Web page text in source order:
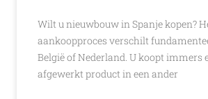
Wilt u nieuwbouw in Spanje kopen?
aankoopproces verschilt
België of Nederland. U koopt immers
afgewerkt product in een ander